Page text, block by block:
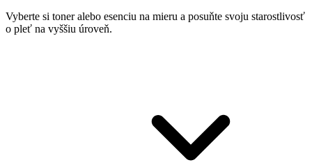
Vyberte si toner alebo esenciu na mieru a posuňte svoju starostlivosť
o pleť na vyššiu úroveň.